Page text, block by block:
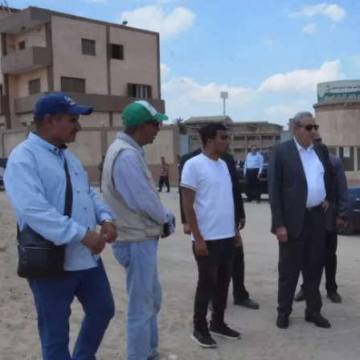
إلهام شرشر تكتب: دي مبقتش كورة..
دي سياسة في بناء الدولة